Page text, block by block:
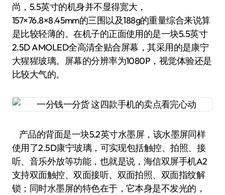
尚，5.5英寸的机身并不显得宽大，
157×76.8×8.45mm的三围以及188g的重量综合来说算
是比较轻薄的。在机子的正面使用的是一块5.5英寸
2.5D AMOLED全高清全贴合屏幕，其采用的是康宁
大猩猩玻璃。屏幕的分辨率为1080P，视觉体验还是
比较大气的。
产品的背面是一块5.2英寸水墨屏，该水墨屏同样
使用了2.5D康宁玻璃，可实现包括触控、拍照、接
听、音乐外放等功能，也就是说，海信双屏手机A2
支持双面触控、双面接听、双面拍照、双面指纹解
锁；同时水墨屏的特色在于，它本身是不发光的，